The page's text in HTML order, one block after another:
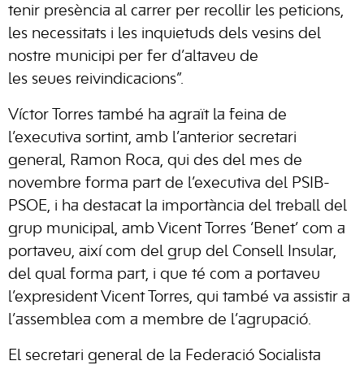
tenir presència al carrer per recollir les peticions,
les necessitats i les inquietuds dels vesins del
nostre municipi per fer d’altaveu de
les seues reivindicacions”.
Víctor Torres també ha agraït la feina de
l’executiva sortint, amb l’anterior secretari
general, Ramon Roca, qui des del mes de
novembre forma part de l’executiva del PSIB-
PSOE, i ha destacat la importància del treball del
grup municipal, amb Vicent Torres ‘Benet’ com a
portaveu, així com del grup del Consell Insular,
del qual forma part, i que té com a portaveu
l’expresident Vicent Torres, qui també va assistir a
l’assemblea com a membre de l’agrupació.
El secretari general de la Federació Socialista